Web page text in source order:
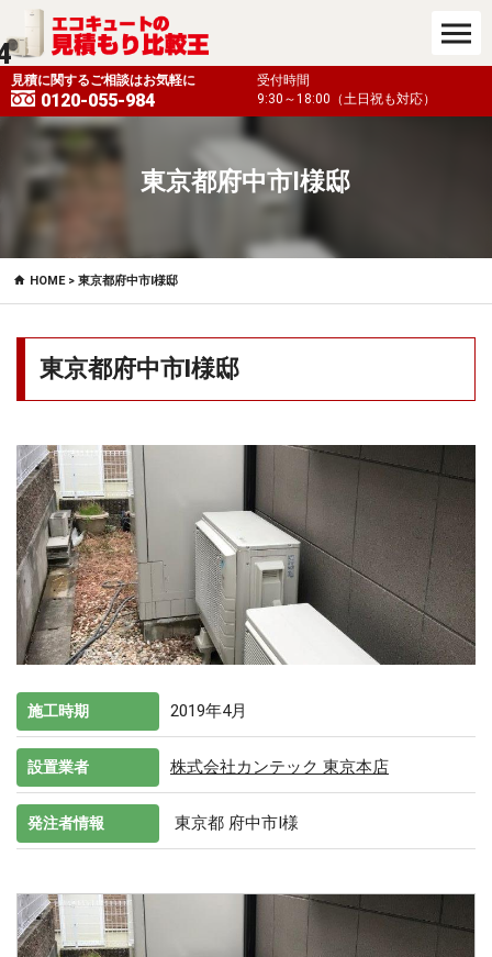
応）
見積に関するご相談はお気軽に
0120-055-984
受付時間
9:30～18:00（土日祝も対応）
東京都府中市I様邸
HOME> 東京都府中市I様邸
東京都府中市I様邸
施工時期 2019年4月
設置業者 株式会社カンテック 東京本店
発注者情報 東京都 府中市I様